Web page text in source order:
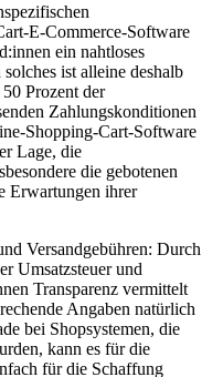
E-Commerce-Software
ein nahtloses
ist alleine deshalb
Prozent der
Zahlungskonditionen
Shopping-Cart-Software
Lage, die
die gebotenen
Erwartungen ihrer
Versandgebühren: Durch
Umsatzsteuer und
Transparenz vermittelt
Angaben natürlich
bei Shopsystemen, die
kann es für die
für die Schaffung